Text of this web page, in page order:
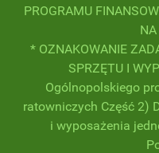
PROGRAMU
* OZNAKOWANIE
SPRZĘTU I
Ogólnopolskiego
ratowniczych Część 2)
i wyposażenia